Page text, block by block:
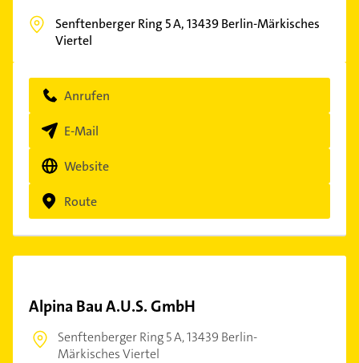
Senftenberger Ring 5 A,13439Berlin-Märkisches
Viertel
Anrufen
E-Mail
Website
Route
Alpina Bau A.U.S. GmbH
Senftenberger Ring 5 A,13439 Berlin-
Märkisches Viertel